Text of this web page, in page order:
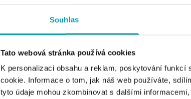
Souhlas
Tato webová stránka používá cookies
K personalizaci obsahu a reklam, poskytování
cookie. Informace o tom, jak náš web používáte,
tyto údaje mohou zkombinovat s dalšími